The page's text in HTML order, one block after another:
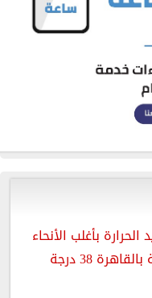
بأغلب الأنحاء
38 درجة